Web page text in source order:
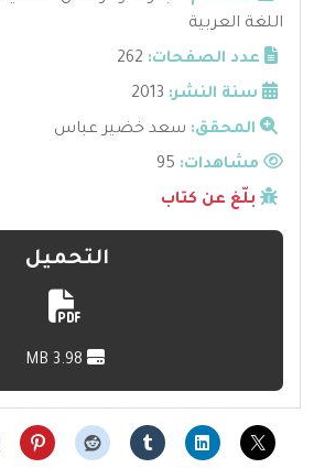
اللغة العربية
عدد الصفحات: 262
سنة النشر: 2013
المحقق: سعد خضير عباس
مشاهدات:
بلّغ عن كتاب
التحميل